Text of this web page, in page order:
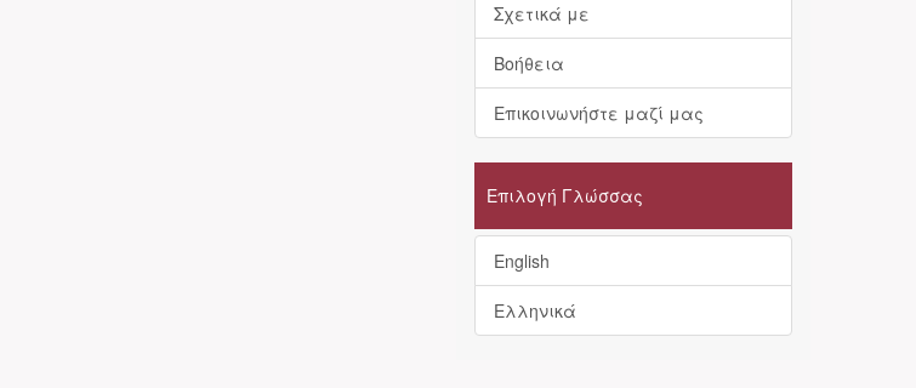
Σχετικά με
Βοήθεια
Επικοινωνήστε μαζί μας
Επιλογή Γλώσσας
English
Ελληνικά